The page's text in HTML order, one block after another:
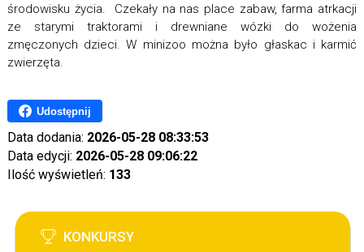
środowisku życia. Czekały na nas place zabaw, farma atrkacji
ze starymi traktorami i drewniane wózki do wożenia
zmęczonych dzieci. W minizoo można było głaskac i karmić
zwierzęta.
Udostępnij
Data dodania: 2026-05-28 08:33:53
Data edycji: 2026-05-28 09:06:22
Ilość wyświetleń: 133
KONKURSY